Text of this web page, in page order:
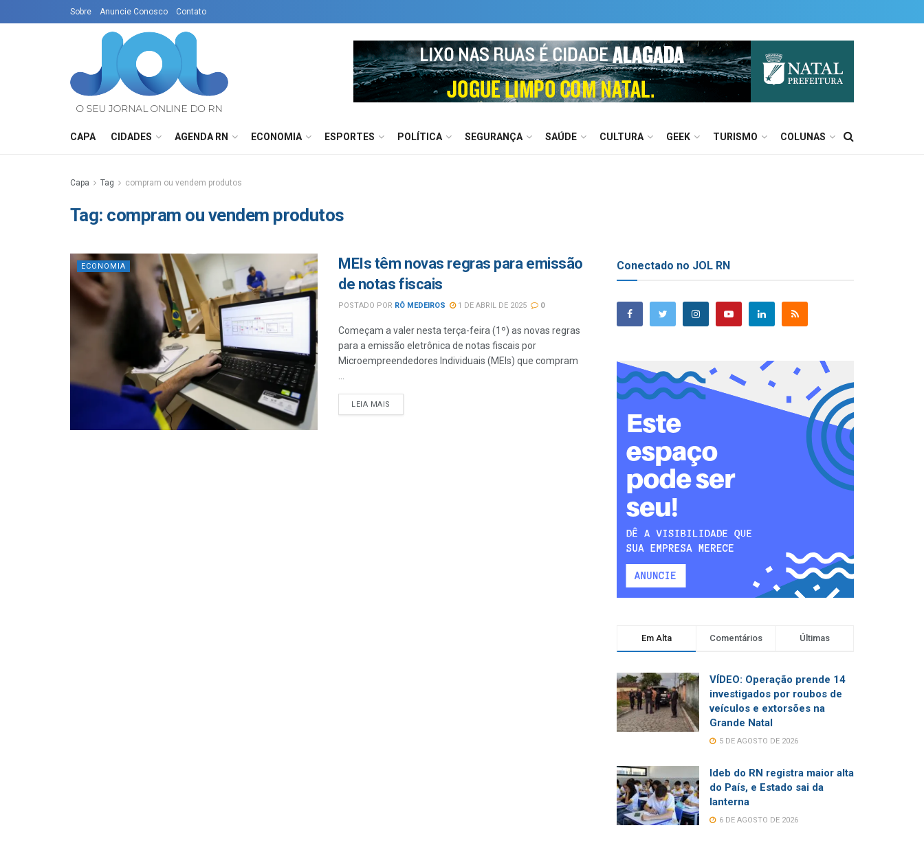
Sobre Anuncie Conosco Contato
CAPA CIDADES AGENDA RN ECONOMIA ESPORTES POLÍTICA SEGURANÇA SAÚDE CULTURA GEEK TURISMO COLUNAS
Capa Tag compram ou vendem produtos
Tag: compram ou vendem produtos
ECONOMIA
MEIs têm novas regras para emissão
de notas fiscais
POSTADO POR RÔ MEDEIROS 1 DE ABRIL DE 2025 0
Começam a valer nesta terça-feira (1º) as novas regras
para a emissão eletrônica de notas fiscais por
Microempreendedores Individuais (MEIs) que compram
LEIA MAIS
Conectado no JOL RN
Em Alta Comentários Últimas
VÍDEO: Operação prende 14
investigados por roubos de
veículos e extorsões na
Grande Natal
5 DE AGOSTO DE 2026
Ideb do RN registra maior alta
do País, e Estado sai da
lanterna
6 DE AGOSTO DE 2026